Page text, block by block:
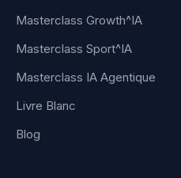
Masterclass Growth^IA
Masterclass Sport^IA
Masterclass IA Agentique
Livre Blanc
Blog